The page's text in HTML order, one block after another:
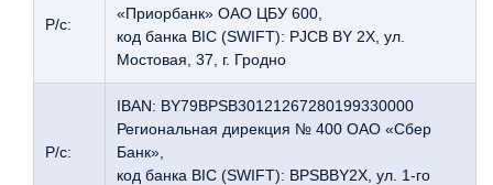
Р/с:
«Приорбанк» ОАО ЦБУ 600,
код банка BIC (SWIFT): PJCB BY 2X, ул.
Мостовая, 37, г. Гродно
Р/с:
IBAN: BY79BPSB30121267280199330000
Региональная дирекция № 400 ОАО «Сбер
Банк»,
код банка BIC (SWIFT): BPSBBY2X, ул. 1-го